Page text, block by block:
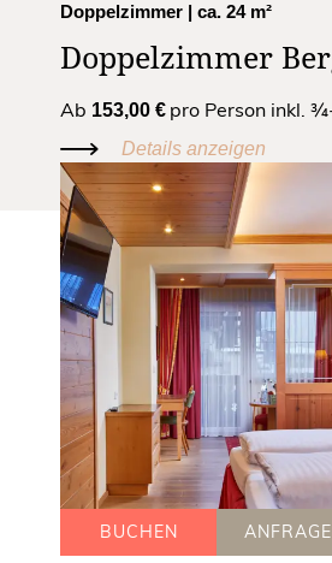
Doppelzimmer | ca. 24 m²
Doppelzimmer
Ab 153,00 € pro Person inkl.
Details anzeigen
BUCHEN